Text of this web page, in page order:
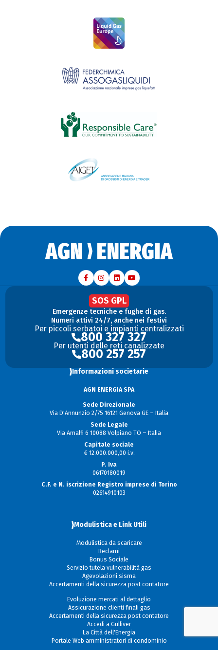
SOS GPL
Emergenze tecniche e fughe di gas.
Numeri attivi 24/7, anche nei festivi
Per piccoli serbatoi e impianti centralizzati
800 327 327
Per utenti delle reti canalizzate
800 257 257
Informazioni societarie
AGN ENERGIA SPA
Sede Direzionale
Via D'Annunzio 2/75 16121 Genova GE – Italia
Sede Legale
Via Amalfi 6 10088 Volpiano TO – Italia
Capitale sociale
€ 12.000.000,00 i.v.
P. Iva
06170180019
C.F. e N. iscrizione Registro imprese di Torino
02614910103
Modulistica e Link Utili
Modulistica da scaricare
Reclami
Bonus Sociale
Servizio tutela vulnerabilità gas
Agevolazioni sisma
Accertamenti della sicurezza post contatore
Evoluzione mercati al dettaglio
Assicurazione clienti finali gas
Accertamenti della sicurezza post contatore
Accedi a Gulliver
La Città dell'Energia
Portale Web amministratori di condominio